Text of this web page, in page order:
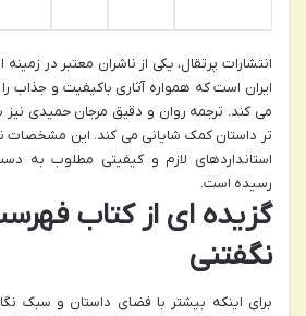
انتشارات پرتقال، یکی از ناشران معتبر در
ایران است که همواره آثاری باکیفیت و جذاب
می کند. ترجمه روان و دقیق مرجان حمیدی
تر داستان کمک شایانی می کند. این مشخصات
استانداردهای لازم و کیفیتی مطلوب به
رسیده است.
گزیده ای از کتاب
نگفتنی
برای اینکه بیشتر با فضای داستان و سبک